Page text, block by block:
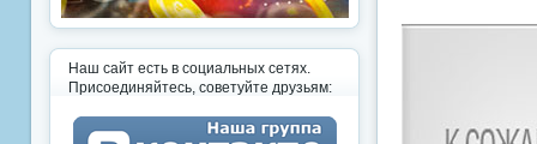
Наш сайт есть в социальных сетях.
Присоединяйтесь, советуйте друзьям: